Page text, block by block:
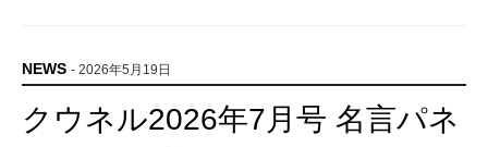
NEWS - 2026年5月19日
クウネル2026年7月号 名言パネ